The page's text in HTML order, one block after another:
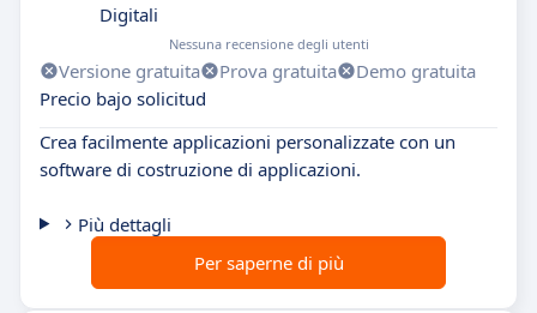
Digitali
Nessuna recensione degli utenti
Versione gratuita Prova gratuita
Demo gratuita
Precio bajo solicitud
Crea facilmente applicazioni personalizzate con un
software di costruzione di applicazioni.
Più dettagli
Per saperne di più